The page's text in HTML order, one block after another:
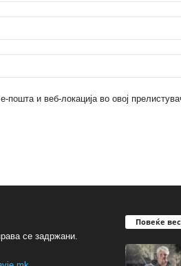
пошта и веб-локација во овој
се задржани.
Повеќе